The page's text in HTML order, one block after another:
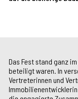
Das Fest stand ganz
beteiligt waren. In
Vertreterinnen und